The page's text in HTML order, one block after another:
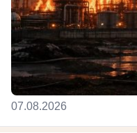
07.08.2026